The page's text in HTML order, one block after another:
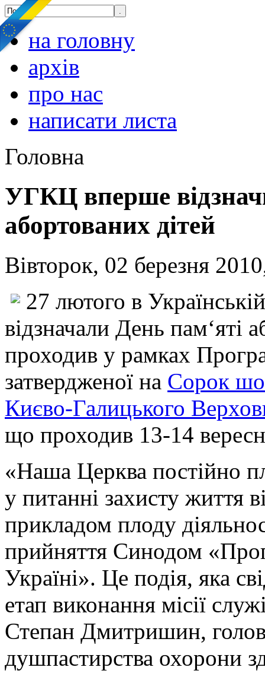
на головну
архів
про нас
написати листа
Головна
УГКЦ вперше
абортованих дітей
Вівторок, 02 березня
27 лютого в
відзначали День пам‘яті
проходив у рамках
затвердженої на Сорок
Києво-Галицького
що проходив 13-14
«Наша Церква постійно
у питанні захисту життя
прикладом плоду
прийняття Синодом
Україні». Це подія, яка
етап виконання місії
Степан Дмитришин,
душпастирства охорони